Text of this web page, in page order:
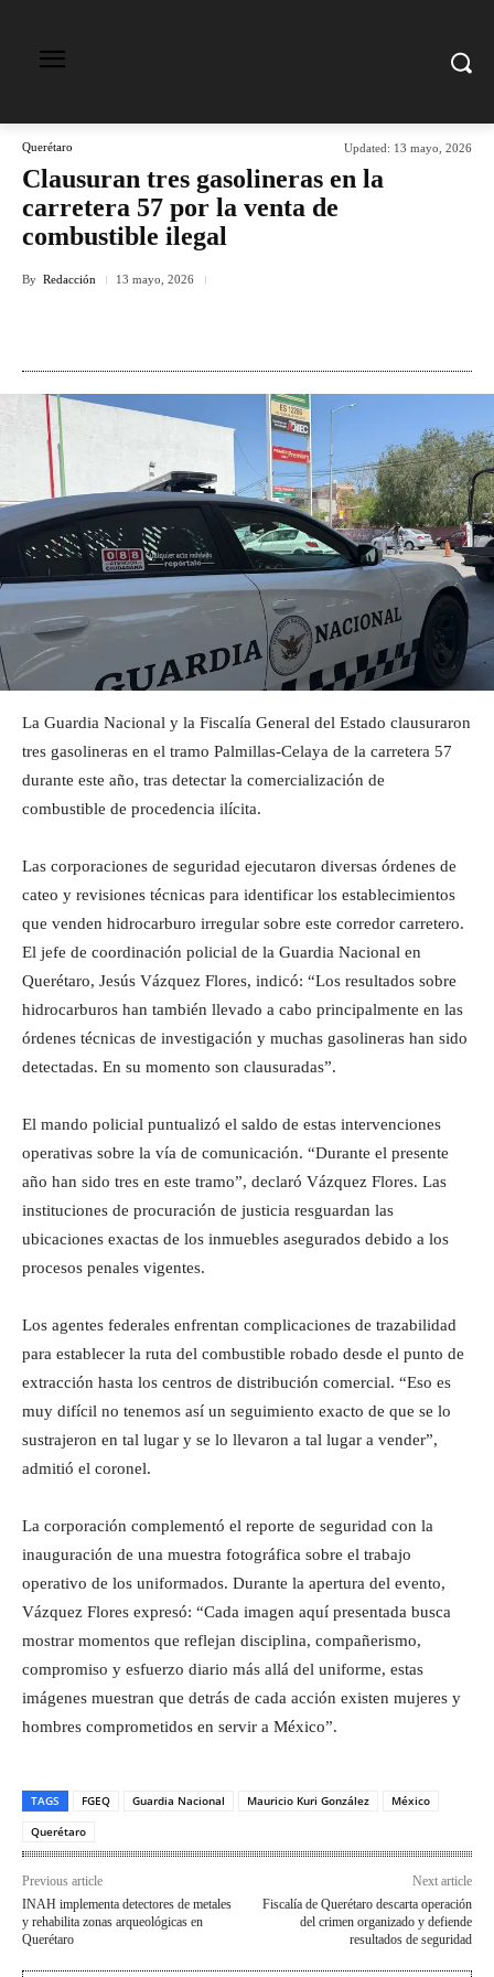
Querétaro Updated: 13 mayo, 2026
Clausuran tres gasolineras en la
carretera 57 por la venta de
combustible ilegal
By Redacción 13 mayo, 2026
La Guardia Nacional y la Fiscalía General del Estado clausuraron
tres gasolineras en el tramo Palmillas-Celaya de la carretera 57
durante este año, tras detectar la comercialización de
combustible de procedencia ilícita.
Las corporaciones de seguridad ejecutaron diversas órdenes de
cateo y revisiones técnicas para identificar los establecimientos
que venden hidrocarburo irregular sobre este corredor carretero.
El jefe de coordinación policial de la Guardia Nacional en
Querétaro, Jesús Vázquez Flores, indicó: “Los resultados sobre
hidrocarburos han también llevado a cabo principalmente en las
órdenes técnicas de investigación y muchas gasolineras han sido
detectadas. En su momento son clausuradas”.
El mando policial puntualizó el saldo de estas intervenciones
operativas sobre la vía de comunicación. “Durante el presente
año han sido tres en este tramo”, declaró Vázquez Flores. Las
instituciones de procuración de justicia resguardan las
ubicaciones exactas de los inmuebles asegurados debido a los
procesos penales vigentes.
Los agentes federales enfrentan complicaciones de trazabilidad
para establecer la ruta del combustible robado desde el punto de
extracción hasta los centros de distribución comercial. “Eso es
muy difícil no tenemos así un seguimiento exacto de que se lo
sustrajeron en tal lugar y se lo llevaron a tal lugar a vender”,
admitió el coronel.
La corporación complementó el reporte de seguridad con la
inauguración de una muestra fotográfica sobre el trabajo
operativo de los uniformados. Durante la apertura del evento,
Vázquez Flores expresó: “Cada imagen aquí presentada busca
mostrar momentos que reflejan disciplina, compañerismo,
compromiso y esfuerzo diario más allá del uniforme, estas
imágenes muestran que detrás de cada acción existen mujeres y
hombres comprometidos en servir a México”.
TAGS FGEQ Guardia Nacional Mauricio Kuri González
México
Querétaro
Previous article
INAH implementa detectores de metales
y rehabilita zonas arqueológicas en
Querétaro
Next article
Fiscalía de Querétaro descarta operación
del crimen organizado y defiende
resultados de seguridad